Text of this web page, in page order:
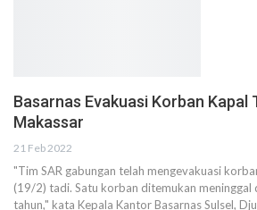
Basarnas Evakuasi Korban Kapal
Makassar
21 Feb 2022
"Tim SAR gabungan telah mengevakuasi
(19/2) tadi. Satu korban ditemukan meninggal
tahun," kata Kepala Kantor Basarnas Sulsel,